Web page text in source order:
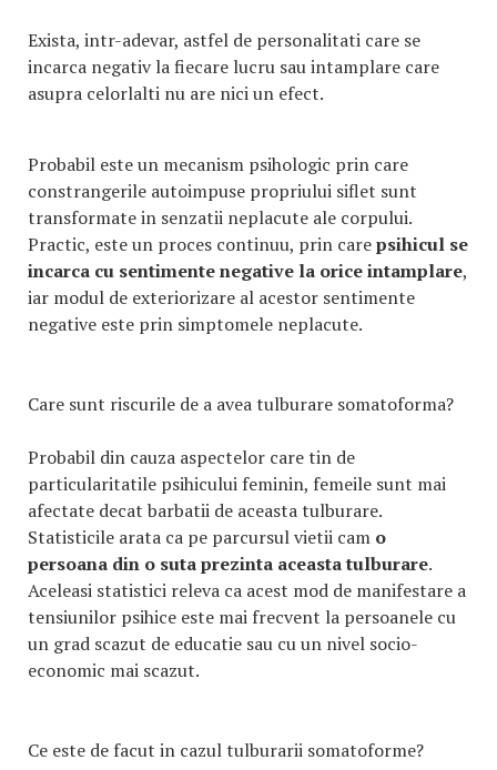
Exista, intr-adevar, astfel de personalitati care se
incarca negativ la fiecare lucru sau intamplare care
asupra celorlalti nu are nici un efect.
Probabil este un mecanism psihologic prin care
constrangerile autoimpuse propriului siflet sunt
transformate in senzatii neplacute ale corpului.
Practic, este un proces continuu, prin carepsihicul se
incarca cu sentimente negative la orice intamplare,
iar modul de exteriorizare al acestor sentimente
negative este prin simptomele neplacute.
Care sunt riscurile de a avea tulburare somatoforma?
Probabil din cauza aspectelor care tin de
particularitatile psihicului feminin, femeile sunt mai
afectate decat barbatii de aceasta tulburare.
Statisticile arata ca pe parcursul vietii cam o
persoana din o sutaprezinta aceasta tulburare.
Aceleasi statistici releva ca acest mod de manifestare a
tensiunilor psihice este mai frecvent la persoanele cu
un grad scazut de educatie sau cu un nivel socio-
economic mai scazut.
Ce este de facut in cazul tulburarii somatoforme?